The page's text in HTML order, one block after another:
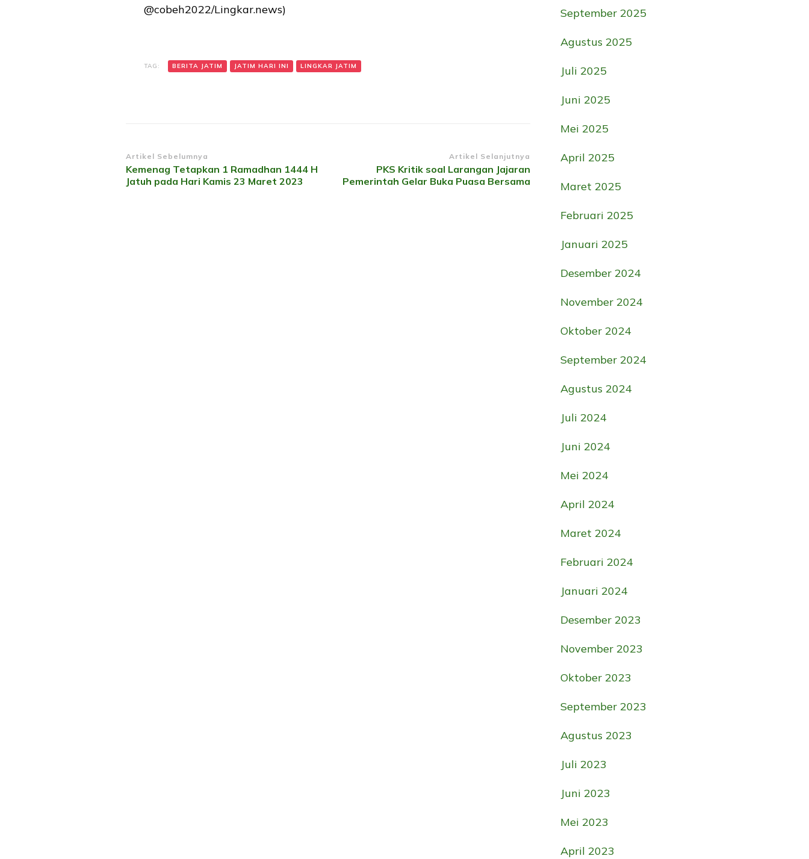
@cobeh2022/Lingkar.news)
TAG: BERITA JATIM JATIM HARI INI LINGKAR JATIM
Navigasi
Artikel
Artikel Sebelumnya
Kemenag Tetapkan 1 Ramadhan 1444 H
Jatuh pada Hari Kamis 23 Maret 2023
Artikel Selanjutnya
PKS Kritik soal Larangan Jajaran
Pemerintah Gelar Buka Puasa Bersama
September 2025
Agustus 2025
Juli 2025
Juni 2025
Mei 2025
April 2025
Maret 2025
Februari 2025
Januari 2025
Desember 2024
November 2024
Oktober 2024
September 2024
Agustus 2024
Juli 2024
Juni 2024
Mei 2024
April 2024
Maret 2024
Februari 2024
Januari 2024
Desember 2023
November 2023
Oktober 2023
September 2023
Agustus 2023
Juli 2023
Juni 2023
Mei 2023
April 2023